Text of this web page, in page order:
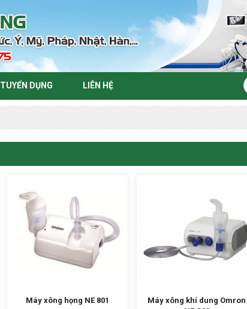
TUYỂN DỤNG LIÊN HỆ
Máy xông họng NE 801
Máy xông khí dung Omron